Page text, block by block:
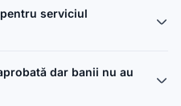
serviciul
dar banii nu au